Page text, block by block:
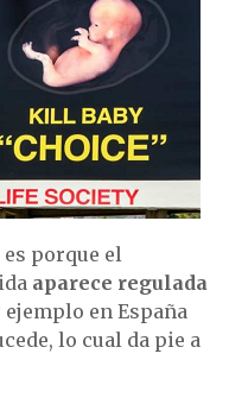
porque el
aparece regulada
ejemplo en España
lo cual da pie a